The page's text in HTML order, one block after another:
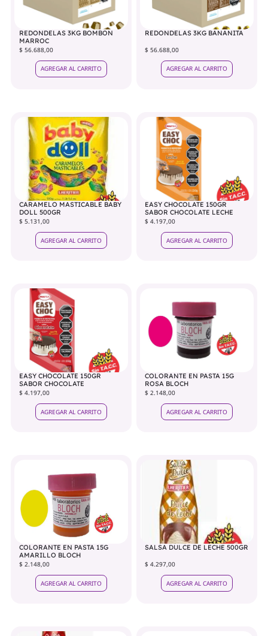
REDONDELAS 3KG BOMBON
MARROC
$ 56.688,00
AGREGAR AL CARRITO
REDONDELAS 3KG BANANITA
$ 56.688,00
AGREGAR AL CARRITO
CARAMELO MASTICABLE BABY
DOLL 500GR
$ 5.131,00
AGREGAR AL CARRITO
EASY CHOCOLATE 150GR
SABOR CHOCOLATE LECHE
$ 4.197,00
AGREGAR AL CARRITO
EASY CHOCOLATE 150GR
SABOR CHOCOLATE
$ 4.197,00
AGREGAR AL CARRITO
COLORANTE EN PASTA 15G
ROSA BLOCH
$ 2.148,00
AGREGAR AL CARRITO
COLORANTE EN PASTA 15G
AMARILLO BLOCH
$ 2.148,00
AGREGAR AL CARRITO
SALSA DULCE DE LECHE 500GR
$ 4.297,00
AGREGAR AL CARRITO